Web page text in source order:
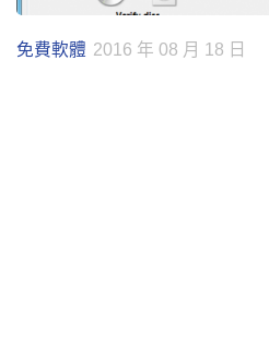
免費軟體 2016 年 08 月 18 日